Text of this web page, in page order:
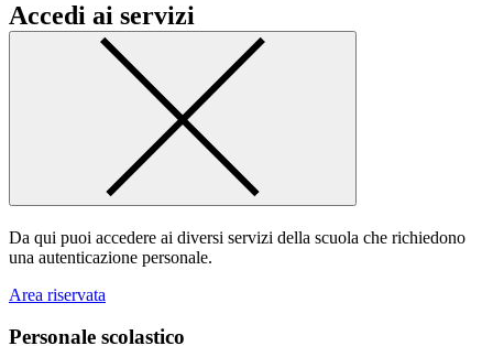
Accedi ai servizi
Da qui puoi accedere ai diversi servizi della scuola che richiedono
una autenticazione personale.
Area riservata
Personale scolastico